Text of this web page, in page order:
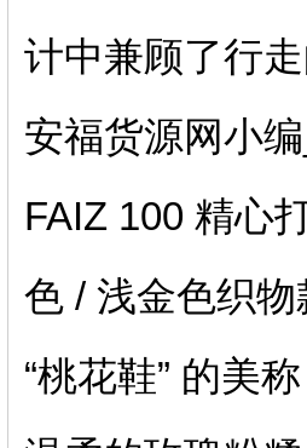
计中兼顾了行
安福货源网小
FAIZ 100 精心
色 / 浅金色织
“桃花鞋” 的美